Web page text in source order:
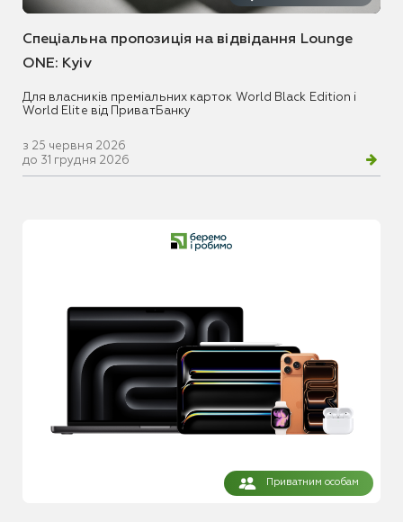
Спеціальна пропозиція на відвідання Lounge
ONE: Kyiv
Для власників преміальних карток World Black Edition і
World Elite від ПриватБанку
з 25 червня 2026
до 31 грудня 2026
Приватним особам